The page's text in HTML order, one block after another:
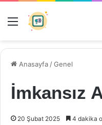
Menü
Anasayfa /Genel
İmkansız
20 Şubat 2025 4 dakika